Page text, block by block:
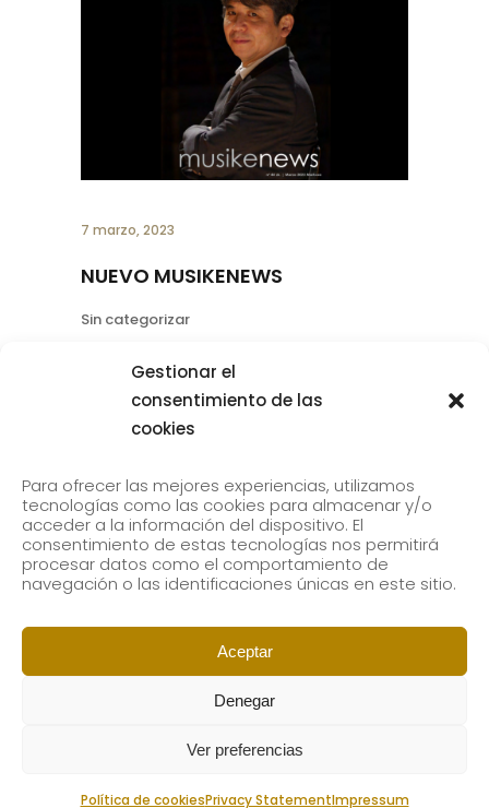
Gestionar el
consentimiento de las
cookies
Para ofrecer las mejores experiencias, utilizamos
tecnologías como las cookies para almacenar y/o
acceder a la información del dispositivo. El
consentimiento de estas tecnologías nos permitirá
procesar datos como el comportamiento de
navegación o las identificaciones únicas en este sitio.
Aceptar
Denegar
Ver preferencias
Política de cookiesPrivacy StatementImpressum
7 marzo, 2023
NUEVO MUSIKENEWS
Sin categorizar
Os invitamos a leer nuestro último
número de la revista Musikenews, que
elabora el alumnado de nuestro centro.
LEER MÁS